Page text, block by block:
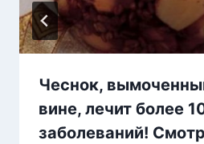
Чеснок,
вине, лечит более
заболеваний!